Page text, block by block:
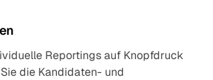
Reportings auf Knopfdruck
die Kandidaten- und